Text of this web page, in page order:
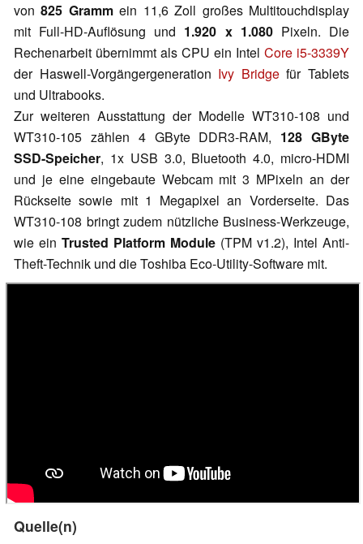
von825 Grammein 11,6 Zoll großes Multitouchdisplay
mit Full-HD-Auflösung und 1.920 x 1.080Pixeln. Die
Rechenarbeit übernimmt als CPU ein Intel Core i5-3339Y
der Haswell-Vorgängergeneration Ivy Bridgefür Tablets
und Ultrabooks.
Zur weiteren Ausstattung der Modelle WT310-108 und
WT310-105 zählen 4 GByte DDR3-RAM, 128 GByte
SSD-Speicher, 1x USB 3.0, Bluetooth 4.0, micro-HDMI
und je eine eingebaute Webcam mit 3 MPixeln an der
Rückseite sowie mit 1 Megapixel an Vorderseite. Das
WT310-108 bringt zudem nützliche Business-Werkzeuge,
wie ein Trusted Platform Module (TPM v1.2), Intel Anti-
Theft-Technik und die Toshiba Eco-Utility-Software mit.
Quelle(n)